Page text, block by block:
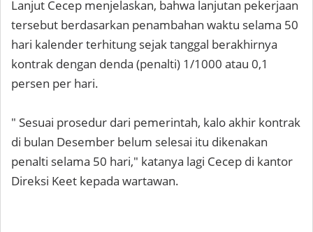
Lanjut Cecep menjelaskan, bahwa lanjutan pekerjaan
tersebut berdasarkan penambahan waktu selama 50
hari kalender terhitung sejak tanggal berakhirnya
kontrak dengan denda (penalti) 1/1000 atau 0,1
persen per hari.
" Sesuai prosedur dari pemerintah, kalo akhir kontrak
di bulan Desember belum selesai itu dikenakan
penalti selama 50 hari," katanya lagi Cecep di kantor
Direksi Keet kepada wartawan.